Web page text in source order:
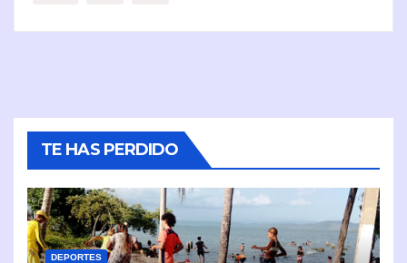
TE HAS PERDIDO
DEPORTES